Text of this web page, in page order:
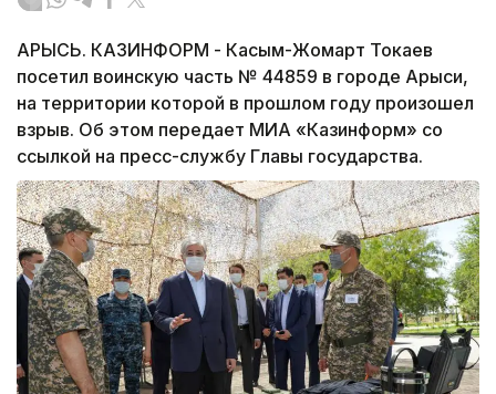
АРЫСЬ. КАЗИНФОРМ - Касым-Жомарт Токаев
посетил воинскую часть № 44859 в городе Арыси,
на территории которой в прошлом году произошел
взрыв. Об этом передает МИА «Казинформ» со
ссылкой на пресс-службу Главы государства.